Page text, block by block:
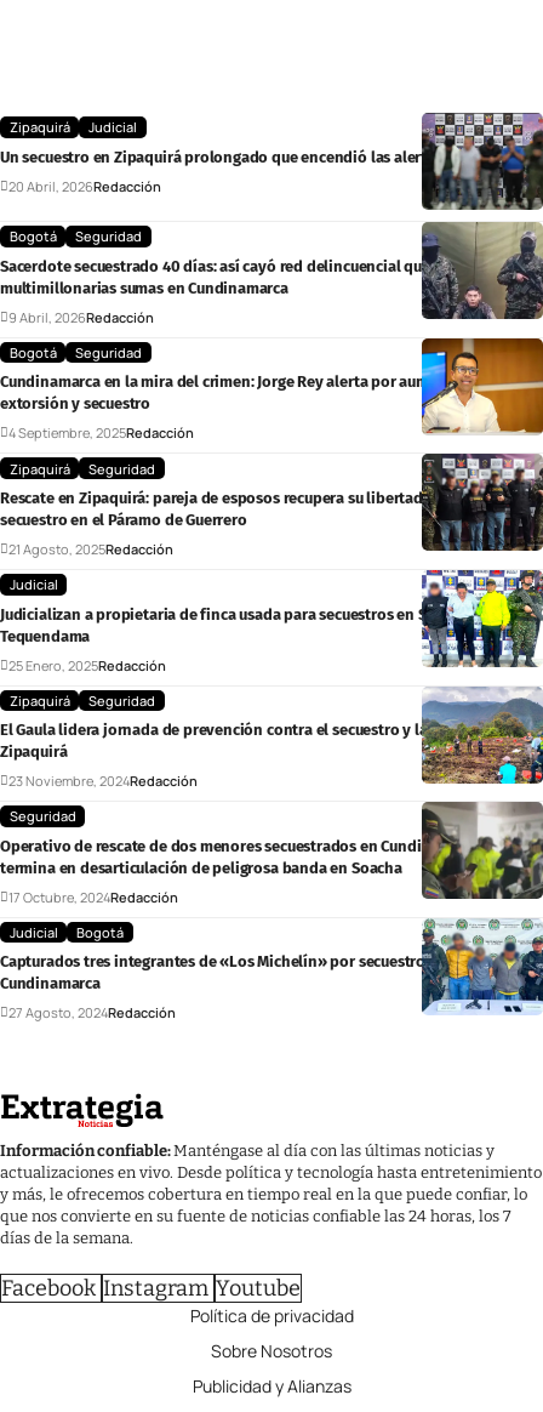
Zipaquirá
Judicial
Un secuestro en Zipaquirá prolongado que encendió las alertas
20 Abril, 2026Redacción
Bogotá
Seguridad
Sacerdote secuestrado 40 días: así cayó red delincuencial que cobraba
multimillonarias sumas en Cundinamarca
9 Abril, 2026Redacción
Bogotá
Seguridad
Cundinamarca en la mira del crimen: Jorge Rey alerta por aumento de
extorsión y secuestro
4 Septiembre, 2025Redacción
Zipaquirá
Seguridad
Rescate en Zipaquirá: pareja de esposos recupera su libertad tras 81 días de
secuestro en el Páramo de Guerrero
21 Agosto, 2025Redacción
Judicial
Judicializan a propietaria de finca usada para secuestros en San Antonio del
Tequendama
25 Enero, 2025Redacción
Zipaquirá
Seguridad
El Gaula lidera jornada de prevención contra el secuestro y la extorsión en
Zipaquirá
23 Noviembre, 2024Redacción
Seguridad
Operativo de rescate de dos menores secuestrados en Cundinamarca,
termina en desarticulación de peligrosa banda en Soacha
17 Octubre, 2024Redacción
Judicial
Bogotá
Capturados tres integrantes de «Los Michelín» por secuestro y robo en
Cundinamarca
27 Agosto, 2024Redacción
Información confiable:Manténgase al día con las últimas noticias y
actualizaciones en vivo. Desde política y tecnología hasta entretenimiento
y más, le ofrecemos cobertura en tiempo real en la que puede confiar, lo
que nos convierte en su fuente de noticias confiable las 24 horas, los 7
días de la semana.
Facebook Instagram Youtube
Política de privacidad
Sobre Nosotros
Publicidad y Alianzas